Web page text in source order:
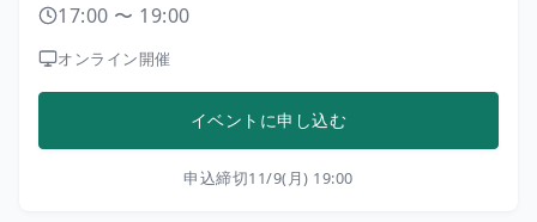
17:00 〜 19:00
オンライン開催
イベントに申し込む
申込締切11/9(月) 19:00